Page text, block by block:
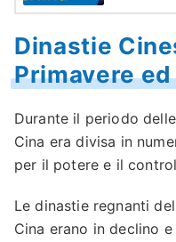
Dinastie
Primavere
Durante il periodo
Cina era divisa in
per il potere e il
Le dinastie regnanti
Cina erano in declino e